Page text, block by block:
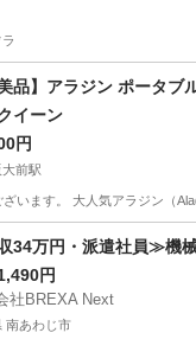
美品】アラジン ポータブ
イーン
円
前駅
います。 大人気アラジン（
阪大前駅 季節、空調家電
34万円・派遣社員≫機
円
社BREXA Next
南あわじ市